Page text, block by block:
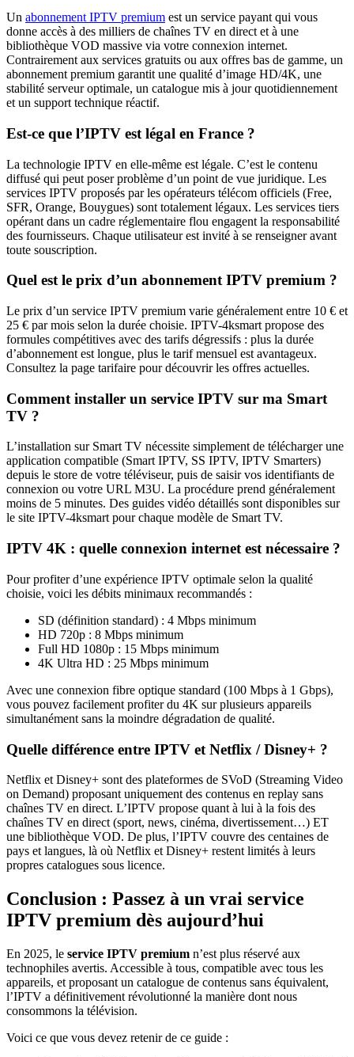
Un abonnement IPTV premium est un service payant qui vous
donne accès à des milliers de chaînes TV en direct et à une
bibliothèque VOD massive via votre connexion internet.
Contrairement aux services gratuits ou aux offres bas de gamme, un
abonnement premium garantit une qualité d’image HD/4K, une
stabilité serveur optimale, un catalogue mis à jour quotidiennement
et un support technique réactif.
Est-ce que l’IPTV est légal en France ?
La technologie IPTV en elle-même est légale. C’est le contenu
diffusé qui peut poser problème d’un point de vue juridique. Les
services IPTV proposés par les opérateurs télécom officiels (Free,
SFR, Orange, Bouygues) sont totalement légaux. Les services tiers
opérant dans un cadre réglementaire flou engagent la responsabilité
des fournisseurs. Chaque utilisateur est invité à se renseigner avant
toute souscription.
Quel est le prix d’un abonnement IPTV premium ?
Le prix d’un service IPTV premium varie généralement entre 10 € et
25 € par mois selon la durée choisie. IPTV-4ksmart propose des
formules compétitives avec des tarifs dégressifs : plus la durée
d’abonnement est longue, plus le tarif mensuel est avantageux.
Consultez la page tarifaire pour découvrir les offres actuelles.
Comment installer un service IPTV sur ma Smart
TV ?
L’installation sur Smart TV nécessite simplement de télécharger une
application compatible (Smart IPTV, SS IPTV, IPTV Smarters)
depuis le store de votre téléviseur, puis de saisir vos identifiants de
connexion ou votre URL M3U. La procédure prend généralement
moins de 5 minutes. Des guides vidéo détaillés sont disponibles sur
le site IPTV-4ksmart pour chaque modèle de Smart TV.
IPTV 4K : quelle connexion internet est nécessaire ?
Pour profiter d’une expérience IPTV optimale selon la qualité
choisie, voici les débits minimaux recommandés :
SD (définition standard) : 4 Mbps minimum
HD 720p : 8 Mbps minimum
Full HD 1080p : 15 Mbps minimum
4K Ultra HD : 25 Mbps minimum
Avec une connexion fibre optique standard (100 Mbps à 1 Gbps),
vous pouvez facilement profiter du 4K sur plusieurs appareils
simultanément sans la moindre dégradation de qualité.
Quelle différence entre IPTV et Netflix / Disney+ ?
Netflix et Disney+ sont des plateformes de SVoD (Streaming Video
on Demand) proposant uniquement des contenus en replay sans
chaînes TV en direct. L’IPTV propose quant à lui à la fois des
chaînes TV en direct (sport, news, cinéma, divertissement…) ET
une bibliothèque VOD. De plus, l’IPTV couvre des centaines de
pays et langues, là où Netflix et Disney+ restent limités à leurs
propres catalogues sous licence.
Conclusion : Passez à un vrai service
IPTV premium dès aujourd’hui
En 2025, le service IPTV premium n’est plus réservé aux
technophiles avertis. Accessible à tous, compatible avec tous les
appareils, et proposant un catalogue de contenus sans équivalent,
l’IPTV a définitivement révolutionné la manière dont nous
consommons la télévision.
Voici ce que vous devez retenir de ce guide :